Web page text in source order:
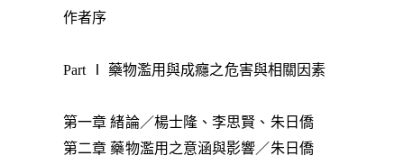
作者序
Part Ⅰ 藥物濫用與成癮之危害與相關因素
第一章 緒論／楊士隆、李思賢、朱日僑
第二章 藥物濫用之意涵與影響／朱日僑